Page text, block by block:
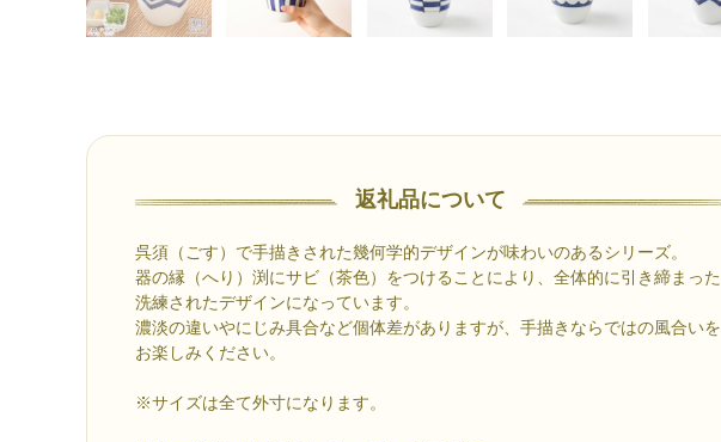
返礼品について
呉須（ごす）で手描きされた幾何学的デザインが味わいのあるシリーズ。
器の縁（へり）渕にサビ（茶色）をつけることにより、全体的に引き締まった
洗練されたデザインになっています。
濃淡の違いやにじみ具合など個体差がありますが、手描きならではの風合いを
お楽しみください。
※サイズは全て外寸になります。